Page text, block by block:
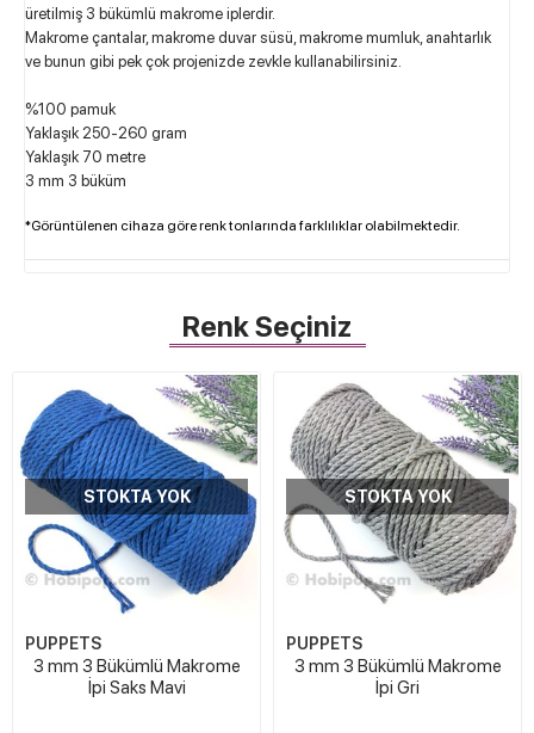
üretilmiş 3 bükümlü makrome iplerdir.
Makrome çantalar, makrome duvar süsü, makrome mumluk, anahtarlık
ve bunun gibi pek çok projenizde zevkle kullanabilirsiniz.
%100 pamuk
Yaklaşık 250-260 gram
Yaklaşık 70 metre
3 mm 3 büküm
*Görüntülenen cihaza göre renk tonlarında farklılıklar olabilmektedir.
Renk Seçiniz
STOKTA YOK
PUPPETS
3 mm 3 Bükümlü Makrome
İpi Saks Mavi
STOKTA YOK
PUPPETS
3 mm 3 Bükümlü Makrome
İpi Gri